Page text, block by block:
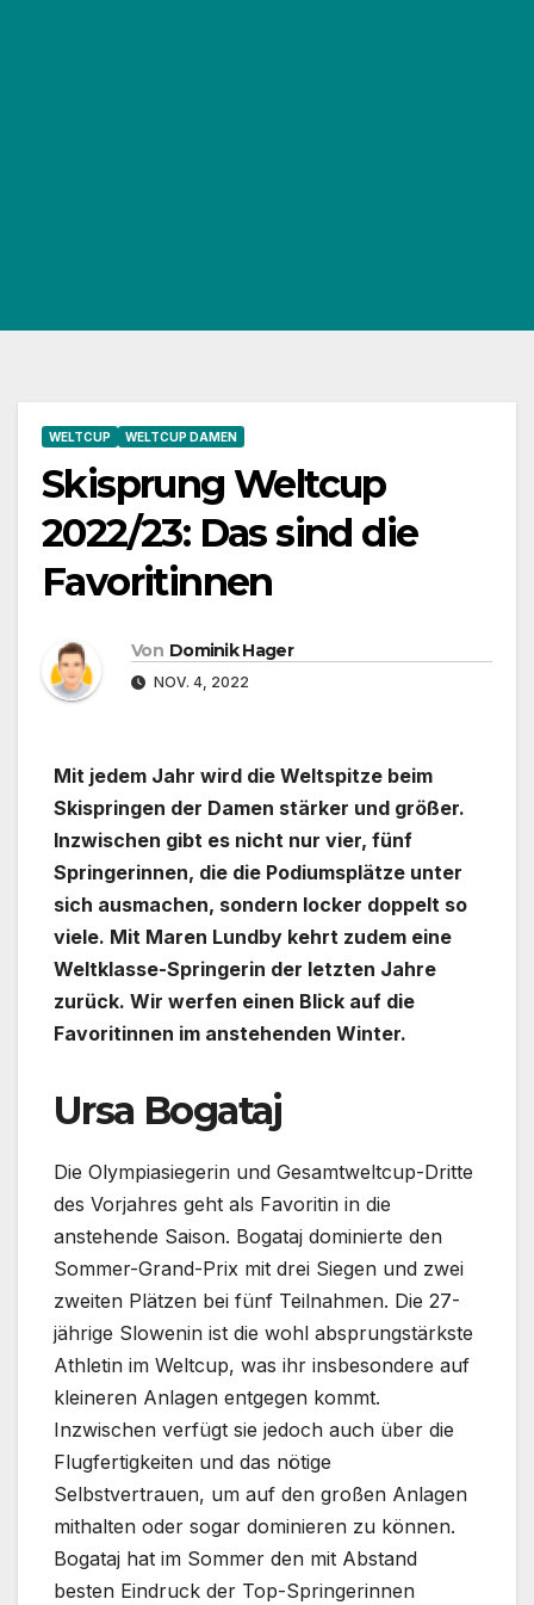
WELTCUP WELTCUP DAMEN
Skisprung Weltcup
2022/23: Das sind die
Favoritinnen
Von Dominik Hager
NOV. 4, 2022
Mit jedem Jahr wird die Weltspitze beim
Skispringen der Damen stärker und größer.
Inzwischen gibt es nicht nur vier, fünf
Springerinnen, die die Podiumsplätze unter
sich ausmachen, sondern locker doppelt so
viele. Mit Maren Lundby kehrt zudem eine
Weltklasse-Springerin der letzten Jahre
zurück. Wir werfen einen Blick auf die
Favoritinnen im anstehenden Winter.
Ursa Bogataj
Die Olympiasiegerin und Gesamtweltcup-Dritte
des Vorjahres geht als Favoritin in die
anstehende Saison. Bogataj dominierte den
Sommer-Grand-Prix mit drei Siegen und zwei
zweiten Plätzen bei fünf Teilnahmen. Die 27-
jährige Slowenin ist die wohl absprungstärkste
Athletin im Weltcup, was ihr insbesondere auf
kleineren Anlagen entgegen kommt.
Inzwischen verfügt sie jedoch auch über die
Flugfertigkeiten und das nötige
Selbstvertrauen, um auf den großen Anlagen
mithalten oder sogar dominieren zu können.
Bogataj hat im Sommer den mit Abstand
besten Eindruck der Top-Springerinnen